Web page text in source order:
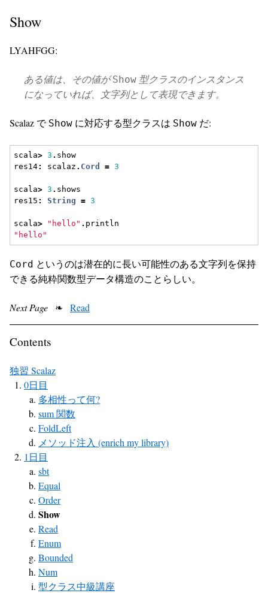
Show
LYAHFGG:
ある値は、その値がShow 型クラスのインスタンス
になっていれば、文字列として表現できます。
Scalaz で Show に対応する型クラスは Show だ:
scala> 3 . show
res14: scalaz . Cord = 3
scala> 3 . shows
res15 : String = 3
scala> "hello" . println
"hello"
Cord というのは潜在的に長い可能性のある文字列を保持
できる純粋関数型データ構造のことらしい。
Next Page ❧ Read
Contents
独習 Scalaz
0日目
多相性って何?
sum 関数
FoldLeft
メソッド注入 (enrich my library)
1日目
sbt
Equal
Order
Show
Read
Enum
Bounded
Num
型クラス中級講座